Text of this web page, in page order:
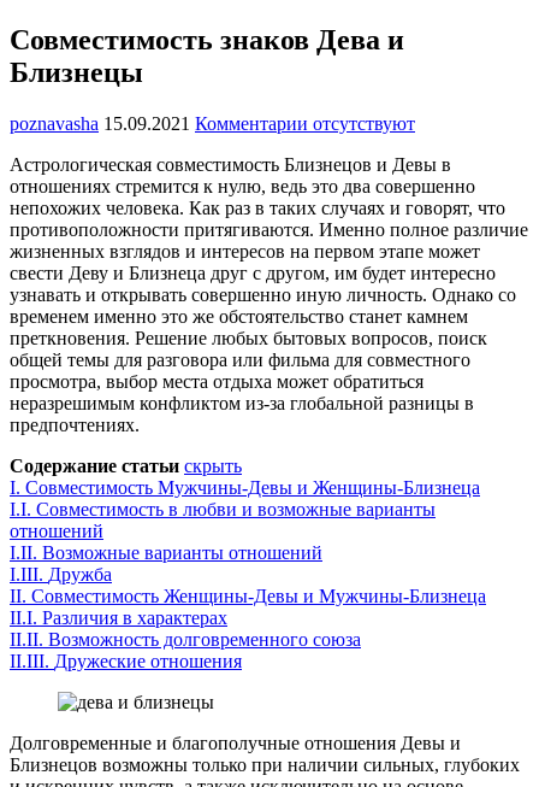
Совместимость знаков Дева и
Близнецы
poznavasha 15.09.2021 Комментарии отсутствуют
Астрологическая совместимость Близнецов и Девы в
отношениях стремится к нулю, ведь это два совершенно
непохожих человека. Как раз в таких случаях и говорят, что
противоположности притягиваются. Именно полное различие
жизненных взглядов и интересов на первом этапе может
свести Деву и Близнеца друг с другом, им будет интересно
узнавать и открывать совершенно иную личность. Однако со
временем именно это же обстоятельство станет камнем
преткновения. Решение любых бытовых вопросов, поиск
общей темы для разговора или фильма для совместного
просмотра, выбор места отдыха может обратиться
неразрешимым конфликтом из-за глобальной разницы в
предпочтениях.
Содержание статьи скрыть
I. Совместимость Мужчины-Девы и Женщины-Близнеца
I.I. Совместимость в любви и возможные варианты
отношений
I.II. Возможные варианты отношений
I.III. Дружба
II. Совместимость Женщины-Девы и Мужчины-Близнеца
II.I. Различия в характерах
II.II. Возможность долговременного союза
II.III. Дружеские отношения
Долговременные и благополучные отношения Девы и
Близнецов возможны только при наличии сильных, глубоких